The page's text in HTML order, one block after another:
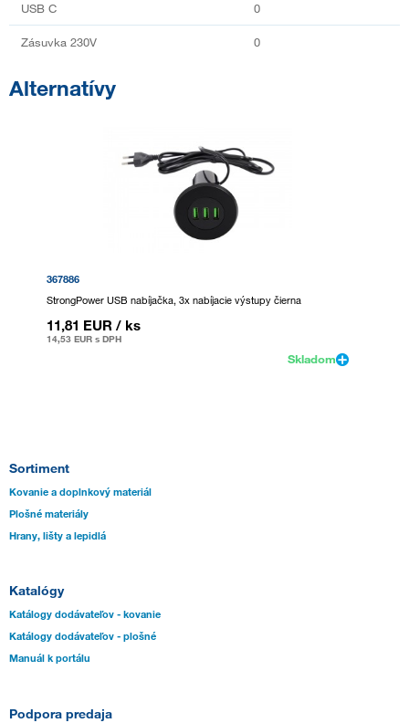
USB C 0
Zásuvka 230V 0
Alternatívy
367886
StrongPower USB nabíjačka, 3x nabíjacie výstupy čierna
11,81 EUR / ks
14,53 EUR s DPH
Skladom
Sortiment
Kovanie a doplnkový materiál
Plošné materiály
Hrany, lišty a lepidlá
Katalógy
Katálogy dodávateľov - kovanie
Katálogy dodávateľov - plošné
Manuál k portálu
Podpora predaja